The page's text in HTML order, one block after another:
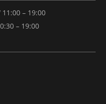
– 19:00
– 19:00